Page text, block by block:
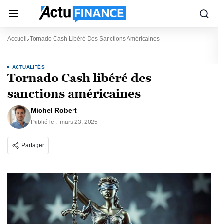
Accueil Tornado Cash Libéré Des Sanctions Américaines
ACTUALITÉS
Tornado Cash libéré des
sanctions américaines
Michel Robert
Publié le : mars 23, 2025
Partager